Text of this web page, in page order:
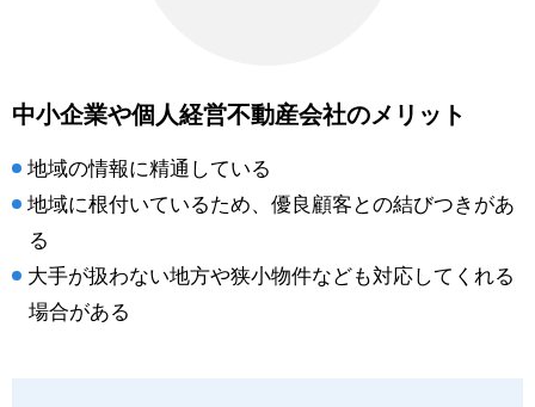
中小企業や個人経営不動産会社のメリット
地域の情報に精通している
地域に根付いているため、優良顧客との結びつきがあ
る
大手が扱わない地方や狭小物件なども対応してくれる
場合がある